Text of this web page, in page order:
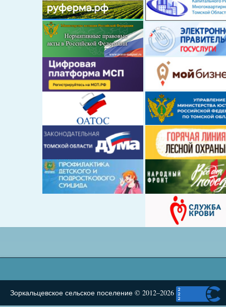
Зоркальцевское сельское поселение © 2012–2026